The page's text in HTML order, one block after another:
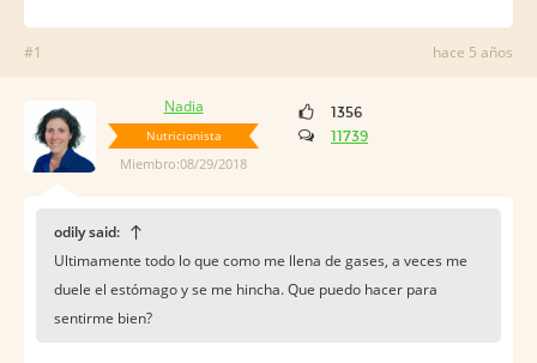
#1 hace 5 años
Nadia
Nutricionista
Miembro:08/29/2018
1356
11739
odily said:
Ultimamente todo lo que como me llena de gases, a veces me
duele el estómago y se me hincha. Que puedo hacer para
sentirme bien?